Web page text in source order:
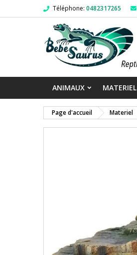
Téléphone: 0482317265
ANIMAUX MATERIEL
Page d'accueil Materiel